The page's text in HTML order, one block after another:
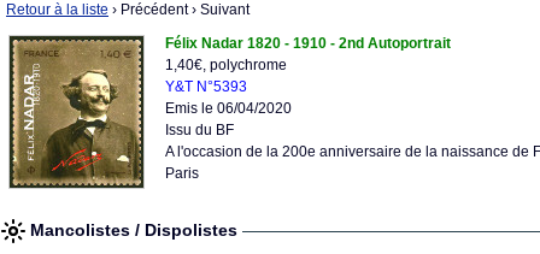
Retour à la liste › Précédent› Suivant
Félix Nadar 1820 - 1910 - 2nd Autoportrait
1,40€, polychrome
Y&T N°5393
Emis le 06/04/2020
Issu du BF
A l'occasion de la 200e anniversaire de la naissance de
Paris
Mancolistes / Dispolistes